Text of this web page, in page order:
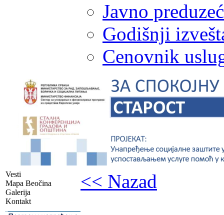
Javno
Godišnji
Cenovnik
Vesti
Mapa Beočina
Galerija
Kontakt
-
<< Nazad